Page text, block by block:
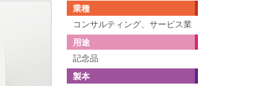
業種
コンサルティング、サービス業
用途
記念品
製本